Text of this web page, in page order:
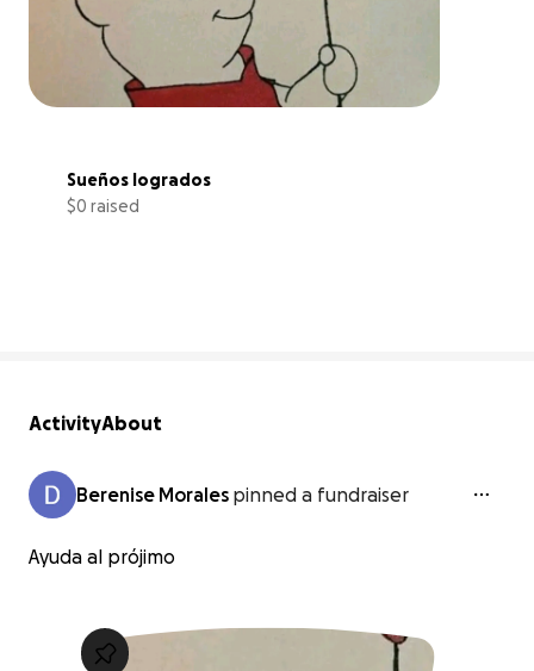
Sueños logrados
$0 raised
ActivityAbout
Berenise Morales pinned a fundraiser
Ayuda al prójimo